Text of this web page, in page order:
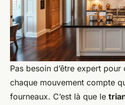
Pas besoin d’être expert
chaque mouvement compte
fourneaux. C’est là que le